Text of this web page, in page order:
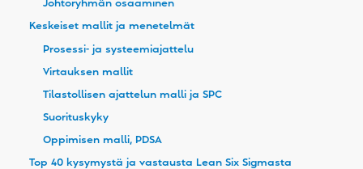
Johtoryhmän osaaminen
Keskeiset mallit ja menetelmät
Prosessi- ja systeemiajattelu
Virtauksen mallit
Tilastollisen ajattelun malli ja SPC
Suorituskyky
Oppimisen malli, PDSA
Top 40 kysymystä ja vastausta Lean Six Sigmasta